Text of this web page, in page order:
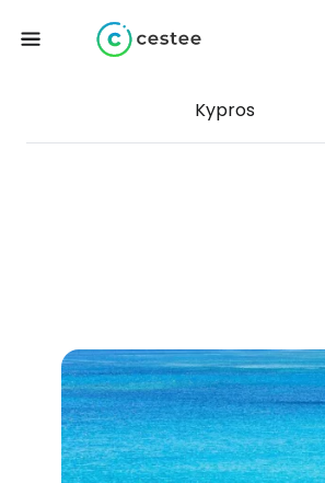
Kypros